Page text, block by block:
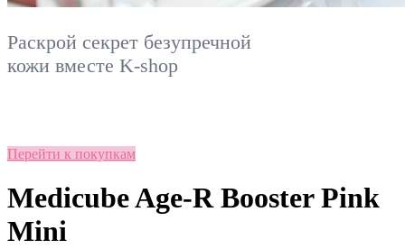
Раскрой секрет безупречной
кожи вместе K-shop
Перейти к покупкам
Medicube Age-R Booster Pink
Mini